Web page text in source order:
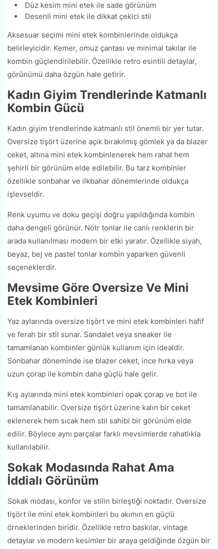
Düz kesim mini etek ile sade görünüm
Desenli mini etek ile dikkat çekici stil
Aksesuar seçimi mini etek kombinlerinde oldukça
belirleyicidir. Kemer, omuz çantası ve minimal takılar ile
kombin güçlendirilebilir. Özellikle retro esintili detaylar,
görünümü daha özgün hale getirir.
Kadın Giyim Trendlerinde Katmanlı
Kombin Gücü
Kadın giyim trendlerinde katmanlı stil önemli bir yer tutar.
Oversize tişört üzerine açık bırakılmış gömlek ya da blazer
ceket, altına mini etek kombinlenerek hem rahat hem
şehirli bir görünüm elde edilebilir. Bu tarz kombinler
özellikle sonbahar ve ilkbahar dönemlerinde oldukça
işlevseldir.
Renk uyumu ve doku geçişi doğru yapıldığında kombin
daha dengeli görünür. Nötr tonlar ile canlı renklerin bir
arada kullanılması modern bir etki yaratır. Özellikle siyah,
beyaz, bej ve pastel tonlar kombin yaparken güvenli
seçeneklerdir.
Mevsime Göre Oversize Ve Mini
Etek Kombinleri
Yaz aylarında oversize tişört ve mini etek kombinleri hafif
ve ferah bir stil sunar. Sandalet veya sneaker ile
tamamlanan kombinler günlük kullanım için idealdir.
Sonbahar döneminde ise blazer ceket, ince hırka veya
uzun çorap ile kombin daha güçlü hale gelir.
Kış aylarında mini etek kombinleri opak çorap ve bot ile
tamamlanabilir. Oversize tişört üzerine kalın bir ceket
eklenerek hem sıcak hem stil sahibi bir görünüm elde
edilir. Böylece aynı parçalar farklı mevsimlerde rahatlıkla
kullanılabilir.
Sokak Modasında Rahat Ama
İddialı Görünüm
Sokak modası, konfor ve stilin birleştiği noktadır. Oversize
tişört ile mini etek kombinleri bu akımın en güçlü
örneklerinden biridir. Özellikle retro baskılar, vintage
detaylar ve modern kesimler bir araya geldiğinde özgün bir